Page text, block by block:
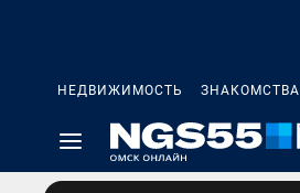
НЕДВИЖИМОСТЬ ЗНАКОМСТВА